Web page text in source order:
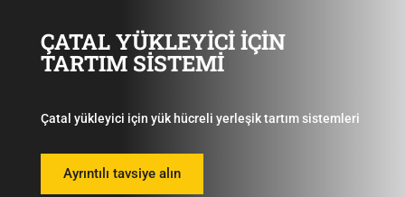
ÇATAL YÜKLEYİCİ İÇİN
TARTIM SİSTEMİ
Çatal yükleyici için yük hücreli yerleşik tartım sistemleri
Ayrıntılı tavsiye alın